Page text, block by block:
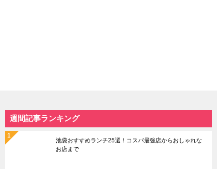
週間記事ランキング
池袋おすすめランチ25選！コスパ最強店からおしゃれな
お店まで